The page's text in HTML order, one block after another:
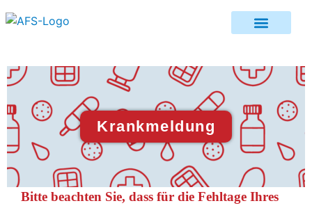
Krankmeldung
Bitte beachten Sie, dass für die Fehltage Ihres